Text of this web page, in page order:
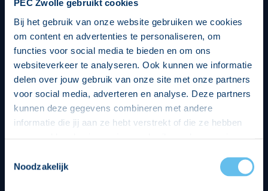
PEC Zwolle gebruikt cookies
Bij het gebruik van onze website gebruiken we cookies
om content en advertenties te personaliseren, om
functies voor social media te bieden en om ons
websiteverkeer te analyseren. Ook kunnen we informatie
delen over jouw gebruik van onze site met onze partners
voor social media, adverteren en analyse. Deze partners
kunnen deze gegevens combineren met andere
informatie die jij aan ze hebt verstrekt of die ze hebben
op een veilige en integere wijze. Je kunt je toestemming
beheren op de privacy- en cookieverklaring pagina.
Noodzakelijk